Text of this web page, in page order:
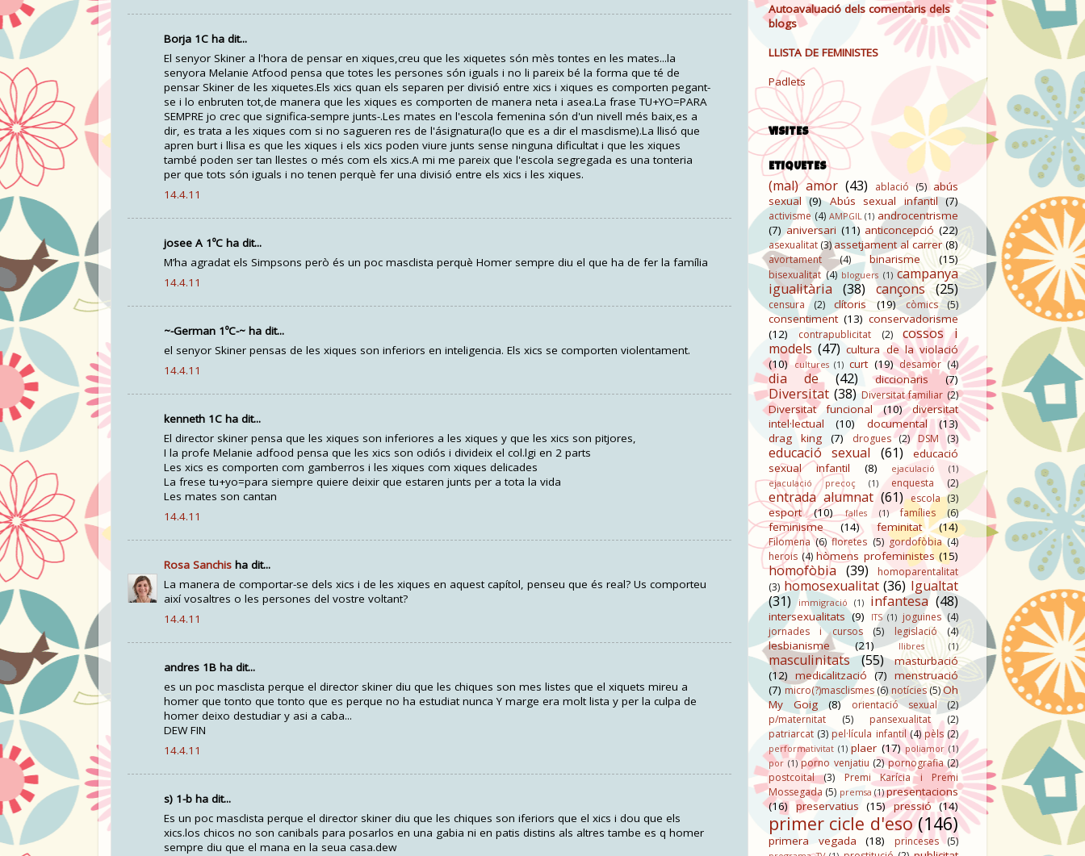
Borja 1C ha dit...
El senyor Skiner a l'hora de pensar en xiques,creu que les xiquetes són mès tontes en les mates...la
senyora Melanie Atfood pensa que totes les persones són iguals i no li pareix bé la forma que té de
pensar Skiner de les xiquetes.Els xics quan els separen per divisió entre xics i xiques es comporten pegant-
se i lo enbruten tot,de manera que les xiques es comporten de manera neta i asea.La frase TU+YO=PARA
SEMPRE jo crec que significa-sempre junts-.Les mates en l'escola femenina són d'un nivell més baix,es a
dir, es trata a les xiques com si no sagueren res de l'ásignatura(lo que es a dir el masclisme).La llisó que
apren burt i llisa es que les xiques i els xics poden viure junts sense ninguna dificultat i que les xiques
també poden ser tan llestes o més com els xics.A mi me pareix que l'escola segregada es una tonteria
per que tots són iguals i no tenen perquè fer una divisió entre els xics i les xiques.
14.4.11
josee A 1ºC ha dit...
M’ha agradat els Simpsons però és un poc masclista perquè Homer sempre diu el que ha de fer la família
14.4.11
~-German 1ºC-~ ha dit...
el senyor Skiner pensas de les xiques son inferiors en inteligencia. Els xics se comporten violentament.
14.4.11
kenneth 1C ha dit...
El director skiner pensa que les xiques son inferiores a les xiques y que les xics son pitjores,
I la profe Melanie adfood pensa que les xics son odiós i divideix el col.lgi en 2 parts
Les xics es comporten com gamberros i les xiques com xiques delicades
La frese tu+yo=para siempre quiere deixir que estaren junts per a tota la vida
Les mates son cantan
14.4.11
Rosa Sanchis ha dit...
La manera de comportar-se dels xics i de les xiques en aquest capítol, penseu que és real? Us comporteu
així vosaltres o les persones del vostre voltant?
14.4.11
andres 1B ha dit...
es un poc masclista perque el director skiner diu que les chiques son mes listes que el xiquets mireu a
homer que tonto que tonto que es perque no ha estudiat nunca Y marge era molt lista y per la culpa de
homer deixo destudiar y asi a caba...
DEW FIN
14.4.11
s) 1-b ha dit...
Es un poc masclista perque el director skiner diu que les chiques son iferiors que el xics i dou que els
xics.los chicos no son canibals para posarlos en una gabia ni en patis distins als altres tambe es q homer
sempre diu que el mana en la seua casa.dew
Autoavaluació dels comentaris dels
blogs
LLISTA DE FEMINISTES
Padlets
VISITES
ETIQUETES
(mal) amor (43) ablació (5) abús
sexual (9) Abús sexual infantil (7)
activisme (4) AMPGIL (1) androcentrisme
(7) aniversari (11) anticoncepció (22)
asexualitat (3)assetjament al carrer (8)
avortament (4) binarisme (15)
bisexualitat (4) bloguers (1) campanya
igualitària
(38) cançons (25)
censura (2) clítoris (19) còmics (5)
consentiment (13) conservadorisme
(12)
contrapublicitat (2)
cossos i
models (47) cultura de la violació
(10) cultures (1) curt (19) desamor (4)
dia de (42) diccionaris (7)
Diversitat (38) Diversitat familiar (2)
Diversitat funcional (10)
diversitat
intel·lectual
(10) documental
(13)
drag king
(7) drogues (2) DSM (3)
educació sexual (61)
educació
sexual infantil
(8) ejaculació
(1)
ejaculació precoç
(1) enquesta (2)
entrada alumnat (61) escola (3)
esport (10) falles (1) famílies (6)
feminisme (14) feminitat (14)
Filomena (6) floretes (5) gordofòbia (4)
herois (4) hòmens profeministes (15)
homofòbia (39)
homoparentalitat
(3) homosexualitat (36) Igualtat
(31)
immigració (1) infantesa (48)
intersexualitats (9) ITS (1) joguines (4)
jornades i cursos
(5) legislació (4)
lesbianisme (21) llibres (1)
masculinitats (55)
masturbació
(12) medicalització (7) menstruació
(7) micro(?)masclismes (6) notícies(5)Oh
My Goig
(8) orientació sexual
(2)
p/maternitat
(5) pansexualitat
(2)
patriarcat (3) pel·lícula infantil (4) pèls (2)
performativitat (1) plaer (17) poliamor (1)
por (1) porno venjatiu (2) pornografia (2)
postcoital
(3)
Premi Karícia i Premi
Mossegada (5) premsa (1) presentacions
(16) preservatius (15) pressió (14)
primer cicle d'eso (146)
primera vegada (18) princeses (5)